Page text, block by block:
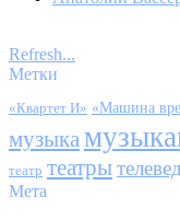
Refresh...
Метки
«Квартет И» «Машина
музыка
театр театры
Мета